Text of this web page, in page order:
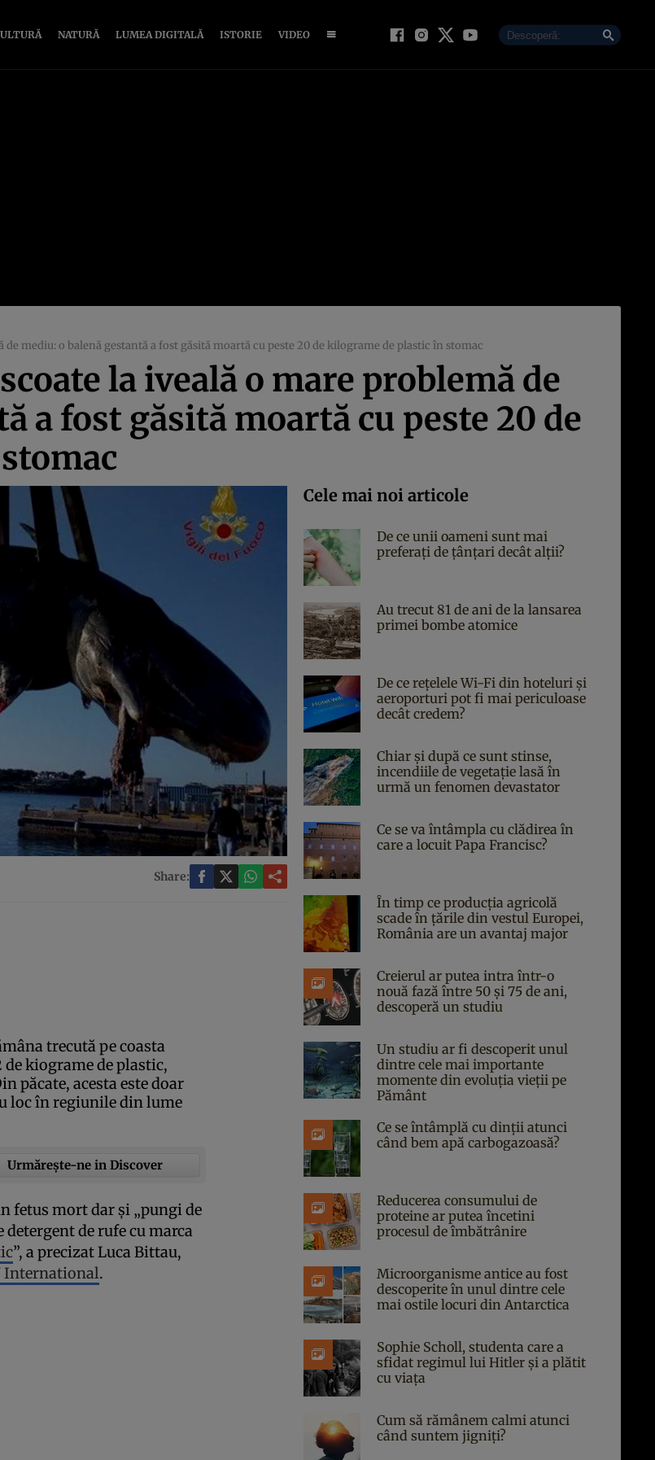
NATURĂ LUMEA DIGITALĂ ISTORIE VIDEO
mediu: o balenă gestantă a fost găsită moartă cu peste 20 de kilograme de plastic în stomac
la iveală o mare problemă de
a fost găsită moartă cu peste 20 de
Share:
trecută pe coasta
kiograme de plastic,
păcate, acesta este doar
loc în regiunile din lume
Urmărește-ne in Discover
fetus mort dar şi „pungi de
de rufe cu marca
”, a precizat Luca Bittau,
International.
Cele mai noi articole
De ce unii oameni sunt mai
preferați de țânțari decât alții?
Au trecut 81 de ani de la lansarea
primei bombe atomice
De ce rețelele Wi-Fi din hoteluri și
aeroporturi pot fi mai periculoase
decât credem?
Chiar și după ce sunt stinse,
incendiile de vegetație lasă în
urmă un fenomen devastator
Ce se va întâmpla cu clădirea în
care a locuit Papa Francisc?
În timp ce producția agricolă
scade în țările din vestul Europei,
România are un avantaj major
Creierul ar putea intra într-o
nouă fază între 50 și 75 de ani,
descoperă un studiu
Un studiu ar fi descoperit unul
dintre cele mai importante
momente din evoluția vieții pe
Pământ
Ce se întâmplă cu dinții atunci
când bem apă carbogazoasă?
Reducerea consumului de
proteine ar putea încetini
procesul de îmbătrânire
Microorganisme antice au fost
descoperite în unul dintre cele
mai ostile locuri din Antarctica
Sophie Scholl, studenta care a
sfidat regimul lui Hitler și a plătit
cu viața
Cum să rămânem calmi atunci
când suntem jigniți?